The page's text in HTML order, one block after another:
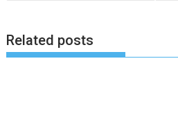
Related posts